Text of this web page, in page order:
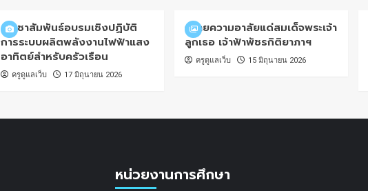
ประชาสัมพันธ์อบรมเชิงปฏิบัติ
การระบบผลิตพลังงานไฟฟ้าแสง
อาทิตย์สำหรับครัวเรือน
ครูดูแลเว็บ 17 มิถุนายน 2026
ถวายความอาลัยแด่สมเด็จพระเจ้า
ลูกเธอ เจ้าฟ้าพัชรกิติยาภาฯ
ครูดูแลเว็บ 15 มิถุนายน 2026
หน่วยงานการศึกษา